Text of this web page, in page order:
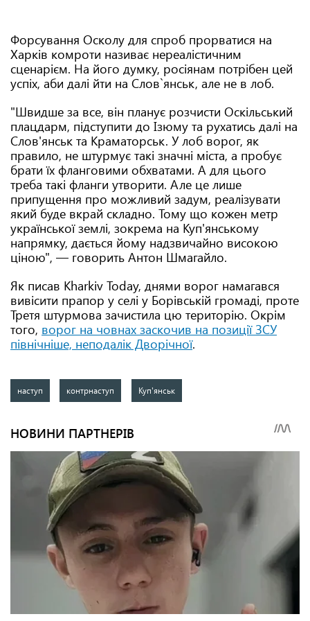
Форсування Осколу для спроб прорватися на
Харків комроти називає нереалістичним
сценарієм. На його думку, росіянам потрібен цей
успіх, аби далі йти на Слов`янськ, але не в лоб.
"Швидше за все, він планує розчисти Оскільський
плацдарм, підступити до Ізюму та рухатись далі на
Слов'янськ та Краматорськ. У лоб ворог, як
правило, не штурмує такі значні міста, а пробує
брати їх фланговими обхватами. А для цього
треба такі фланги утворити. Але це лише
припущення про можливий задум, реалізувати
який буде вкрай складно. Тому що кожен метр
української землі, зокрема на Куп'янському
напрямку, дається йому надзвичайно високою
ціною", — говорить Антон Шмагайло.
Як писав Kharkiv Today, днями ворог намагався
вивісити прапор у селі у Борівській громаді, проте
Третя штурмова зачистила цю територію. Окрім
того, ворог на човнах заскочив на позиції ЗСУ
північніше, неподалік Дворічної.
наступ контрнаступ Куп'янськ